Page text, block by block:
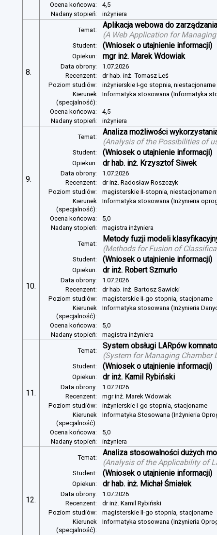
Ocena końcowa:
4,5
Nadany stopień:
inżyniera
8.
Temat:
Aplikacja webowa do
(A Web Application for
Student: (Wniosek o utajnienie informacji)
Opiekun: mgr inż. Marek Wdowiak
Data obrony:
1.07.2026
Recenzent:
dr hab. inż. Tomasz Leś
Poziom studiów:
inżynierskie I-go stopnia, niestacjonarne
Kierunek
(specjalność):
Informatyka stosowana (Informatyka
Ocena końcowa:
4,5
Nadany stopień:
inżyniera
9.
Temat:
Analiza możliwości
(Analysis of the Possibilities of
Student: (Wniosek o utajnienie informacji)
Opiekun: dr hab. inż. Krzysztof Siwek
Data obrony:
1.07.2026
Recenzent:
dr inż. Radosław Roszczyk
Poziom studiów:
magisterskie II-stopnia, niestacjonarne
Kierunek
(specjalność):
Informatyka stosowana (Inżynieria
Ocena końcowa:
5,0
Nadany stopień:
magistra inżyniera
10.
Temat:
Metody fuzji modeli
(Methods for Fusion of
Student: (Wniosek o utajnienie informacji)
Opiekun: dr inż. Robert Szmurło
Data obrony:
1.07.2026
Recenzent:
dr hab. inż. Bartosz Sawicki
Poziom studiów:
magisterskie II-go stopnia, stacjonarne
Kierunek
(specjalność):
Informatyka stosowana (Inżynieria
Ocena końcowa:
5,0
Nadany stopień:
magistra inżyniera
11.
Temat:
System obsługi LARpów
(System for Managing Chamber
Student: (Wniosek o utajnienie informacji)
Opiekun: dr inż. Kamil Rybiński
Data obrony:
1.07.2026
Recenzent:
mgr inż. Marek Wdowiak
Poziom studiów:
inżynierskie I-go stopnia, stacjonarne
Kierunek
(specjalność):
Informatyka Stosowana (Inżynieria
Ocena końcowa:
5,0
Nadany stopień:
inżyniera
12.
Temat:
Analiza stosowalności dużych
(Analysis of the Applicability of
Student: (Wniosek o utajnienie informacji)
Opiekun: dr hab. inż. Michał Śmiałek
Data obrony:
1.07.2026
Recenzent:
dr inż. Kamil Rybiński
Poziom studiów:
magisterskie II-go stopnia, stacjonarne
Kierunek
(specjalność):
Informatyka stosowana (Inżynieria